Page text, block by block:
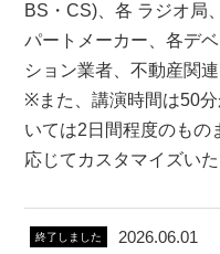
BS・CS)、各 ラジオ局
パートメーカー、各デ
ション業者、不動産関
※また、講演時間は50
いては2日間程度のも
応じてカスタマイズいた
終了しました
2026.06.01